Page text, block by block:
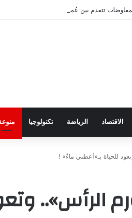
تتقدم بين عُمان وإيران بشأن هرمز
الاقتصاد الرياضة تكنولوجيا
للحياة بـ«أعطني ماءً» !
الرأس»..